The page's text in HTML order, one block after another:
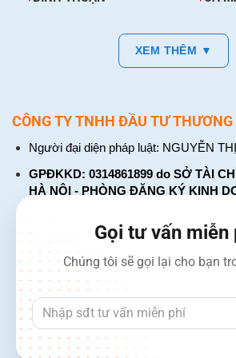
XEM THÊM ▼
CÔNG TY TNHH ĐẦU TƯ
Người đại diện pháp luật: NGUYỄN
GPĐKKD: 0314861899 do SỞ TÀI
HÀ NỘI - PHÒNG ĐĂNG KÝ KINH
tháng 01 năm 2018. Đăng ký thay
tháng 03 năm 2026
226 Đường Láng, Đống Đa, Hà Nội
137 Đường Hòa Hưng, Phường 12,
Minh
Hotline: 1900 2106 - 0386 001 001
Gọi tư vấn miễn
Chúng tôi sẽ gọi lại cho bạn